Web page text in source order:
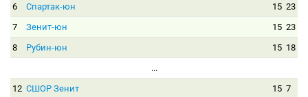
6
Спартак-юн 15 23
7
Зенит-юн 15 23
8
Рубин-юн 15 18
...
12 СШОР Зенит 15 7